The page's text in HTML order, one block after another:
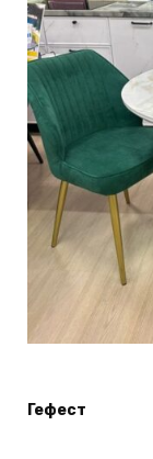
Гефест